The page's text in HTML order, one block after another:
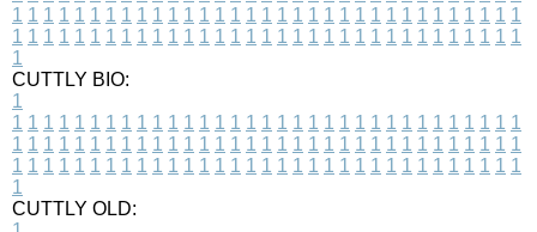
1 1 1 1 1 1 1 1 1 1 1 1 1 1 1 1 1 1 1 1 1 1 1 1 1 1 1 1 1 1 1 1 1
1 1 1 1 1 1 1 1 1 1 1 1 1 1 1 1 1 1 1 1 1 1 1 1 1 1 1 1 1 1 1 1 1
1
CUTTLY BIO:
1
1 1 1 1 1 1 1 1 1 1 1 1 1 1 1 1 1 1 1 1 1 1 1 1 1 1 1 1 1 1 1 1 1
1 1 1 1 1 1 1 1 1 1 1 1 1 1 1 1 1 1 1 1 1 1 1 1 1 1 1 1 1 1 1 1 1
1 1 1 1 1 1 1 1 1 1 1 1 1 1 1 1 1 1 1 1 1 1 1 1 1 1 1 1 1 1 1 1 1
1
CUTTLY OLD: